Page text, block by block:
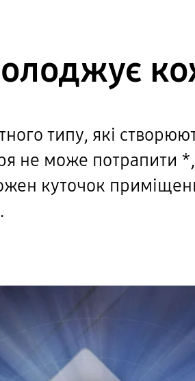
типу, які
не може потрапити
куточок